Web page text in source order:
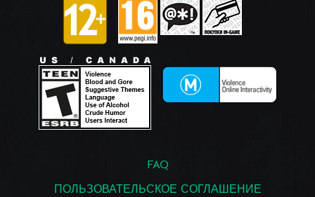
FAQ
ПОЛЬЗОВАТЕЛЬСКОЕ СОГЛАШЕНИЕ